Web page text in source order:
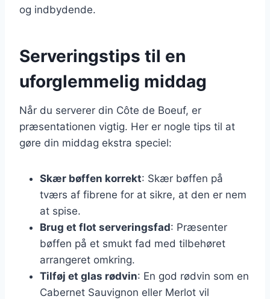
og indbydende.
Serveringstips til en
uforglemmelig middag
Når du serverer din Côte de Boeuf, er
præsentationen vigtig. Her er nogle tips til at
gøre din middag ekstra speciel:
Skær bøffen korrekt: Skær bøffen på
tværs af fibrene for at sikre, at den er nem
at spise.
Brug et flot serveringsfad: Præsenter
bøffen på et smukt fad med tilbehøret
arrangeret omkring.
Tilføj et glas rødvin: En god rødvin som en
Cabernet Sauvignon eller Merlot vil